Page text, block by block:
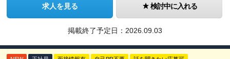
求人を見る 検討中に入れる
掲載終了予定日： 2026.09.03